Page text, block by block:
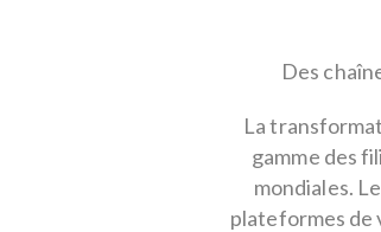
Des
La
gamme des
mondiales.
plateformes de